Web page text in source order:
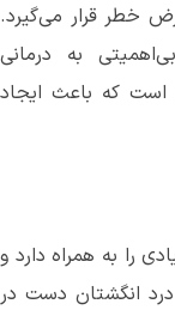
خطر قرار می‌گیرد.
به درمانی
است که باعث ایجاد
را به همراه دارد و
انگشتان دست در